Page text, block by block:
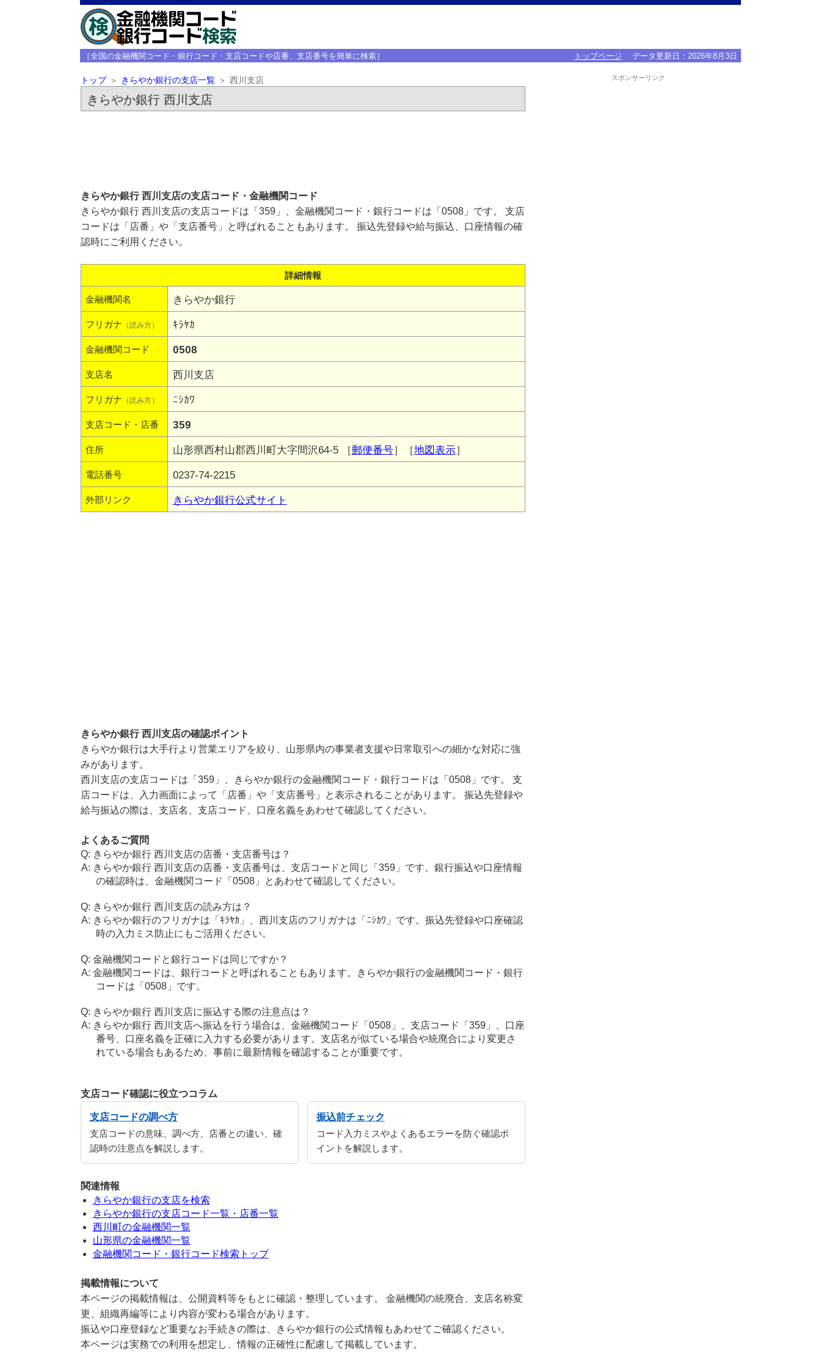
［全国の金融機関コード・銀行コード・支店コードや店番、支店番号を簡単に検索］ トップページ データ更新日： 2026年8月3日
トップ きらやか銀行の支店一覧 西川支店
きらやか銀行 西川支店
きらやか銀行 西川支店の支店コード・金融機関コード
きらやか銀行 西川支店の支店コードは「359」、金融機関コード・銀行コードは「0508」です。 支店
コードは「店番」や「支店番号」と呼ばれることもあります。 振込先登録や給与振込、口座情報の確
認時にご利用ください。
詳細情報
金融機関名 きらやか銀行
フリガナ （読み方） ｷﾗﾔｶ
金融機関コード 0508
支店名 西川支店
フリガナ （読み方） ﾆｼｶﾜ
支店コード・店番 359
住所 山形県西村山郡西川町大字間沢64-5 ［郵便番号］［地図表示］
電話番号 0237-74-2215
外部リンク きらやか銀行公式サイト
きらやか銀行 西川支店の確認ポイント
きらやか銀行は大手行より営業エリアを絞り、山形県内の事業者支援や日常取引への細かな対応に強
みがあります。
西川支店の支店コードは「359」、きらやか銀行の金融機関コード・銀行コードは「0508」です。 支
店コードは、入力画面によって「店番」や「支店番号」と表示されることがあります。 振込先登録や
給与振込の際は、支店名、支店コード、口座名義をあわせて確認してください。
よくあるご質問
きらやか銀行 西川支店の店番・支店番号は？
きらやか銀行 西川支店の店番・支店番号は、支店コードと同じ「359」です。銀行振込や口座情報
の確認時は、金融機関コード「0508」とあわせて確認してください。
きらやか銀行 西川支店の読み方は？
きらやか銀行のフリガナは「ｷﾗﾔｶ」、西川支店のフリガナは「ﾆｼｶﾜ」です。振込先登録や口座確認
時の入力ミス防止にもご活用ください。
金融機関コードと銀行コードは同じですか？
金融機関コードは、銀行コードと呼ばれることもあります。きらやか銀行の金融機関コード・銀行
コードは「0508」です。
きらやか銀行 西川支店に振込する際の注意点は？
きらやか銀行 西川支店へ振込を行う場合は、金融機関コード「0508」、支店コード「359」、口座
番号、口座名義を正確に入力する必要があります。支店名が似ている場合や統廃合により変更さ
れている場合もあるため、事前に最新情報を確認することが重要です。
支店コード確認に役立つコラム
支店コードの調べ方
支店コードの意味、調べ方、店番との違い、確
認時の注意点を解説します。
振込前チェック
コード入力ミスやよくあるエラーを防ぐ確認ポ
イントを解説します。
関連情報
きらやか銀行の支店を検索
きらやか銀行の支店コード一覧・店番一覧
西川町の金融機関一覧
山形県の金融機関一覧
金融機関コード・銀行コード検索トップ
掲載情報について
本ページの掲載情報は、公開資料等をもとに確認・整理しています。 金融機関の統廃合、支店名称変
更、組織再編等により内容が変わる場合があります。
振込や口座登録など重要なお手続きの際は、きらやか銀行の公式情報もあわせてご確認ください。
本ページは実務での利用を想定し、情報の正確性に配慮して掲載しています。
スポンサーリンク